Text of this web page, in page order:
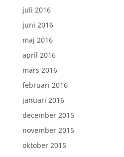
juli 2016
juni 2016
maj 2016
april 2016
mars 2016
februari 2016
januari 2016
december 2015
november 2015
oktober 2015